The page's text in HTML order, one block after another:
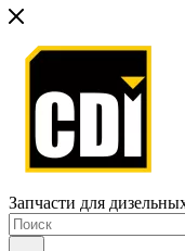
Запчасти для